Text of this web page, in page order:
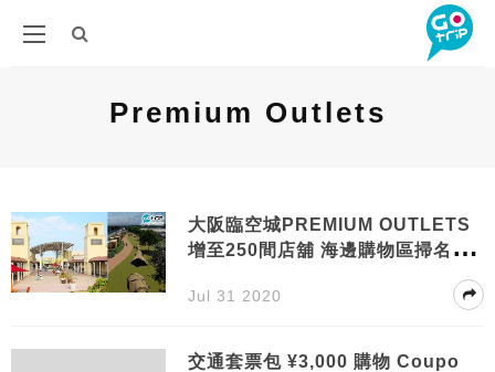
Premium Outlets
大阪臨空城PREMIUM OUTLETS
增至250間店舖 海邊購物區掃名
Jul 31 2020
交通套票包 ‎¥3,000 購物 Coupo